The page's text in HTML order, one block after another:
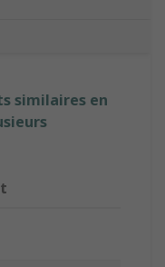
similaires en